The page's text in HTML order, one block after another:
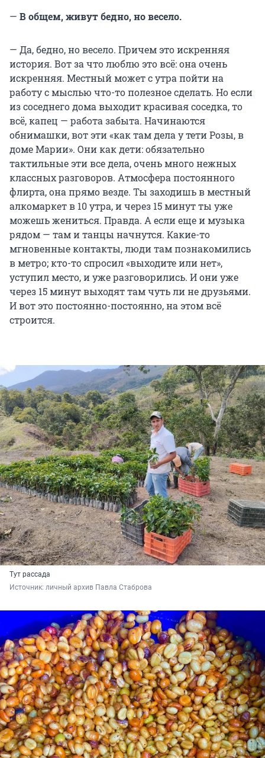
— В общем, живут бедно, но весело.
— Да, бедно, но весело. Причем это искренняя
история. Вот за что люблю это всё: она очень
искренняя. Местный может с утра пойти на
работу с мыслью что-то полезное сделать. Но если
из соседнего дома выходит красивая соседка, то
всё, капец — работа забыта. Начинаются
обнимашки, вот эти «как там дела у тети Розы, в
доме Марии». Они как дети: обязательно
тактильные эти все дела, очень много нежных
классных разговоров. Атмосфера постоянного
флирта, она прямо везде. Ты заходишь в местный
алкомаркет в 10 утра, и через 15 минут ты уже
можешь жениться. Правда. А если еще и музыка
рядом — там и танцы начнутся. Какие-то
мгновенные контакты, люди там познакомились
в метро; кто-то спросил «выходите или нет»,
уступил место, и уже разговорились. И они уже
через 15 минут выходят там чуть ли не друзьями.
И вот это постоянно-постоянно, на этом всё
строится.
Тут рассада
Источник: личный архив Павла Стаброва